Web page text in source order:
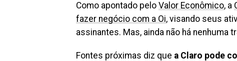
Como apontado pelo Valor Econômico, a
fazer negócio com a Oi, visando seus
assinantes. Mas, ainda não há
Fontes próximas diz que a Claro pode